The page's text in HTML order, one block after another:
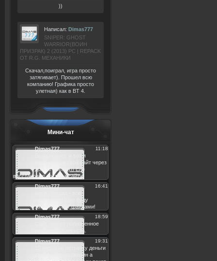
))
Написал: Dimas777
SNIPER: GHOST
WARRIOR(ВОИН
ПРИЗРАК) 2 (2013) РС | REPACK
ОТ R.G. МЕХАНИКИ
Скачал,поиграл, игра просто
затягивает). Прошел всю
компанию! Графика просто
улетная) как в BT 4.
Мини-чат